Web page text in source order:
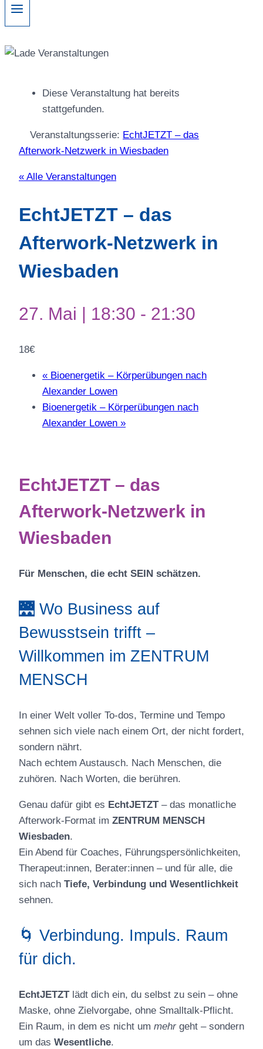
Diese Veranstaltung hat bereits
stattgefunden.
Veranstaltungsserie: EchtJETZT – das
Afterwork-Netzwerk in Wiesbaden
« Alle Veranstaltungen
EchtJETZT – das
Afterwork-Netzwerk in
Wiesbaden
27. Mai | 18:30 - 21:30
18€
« Bioenergetik – Körperübungen nach
Alexander Lowen
Bioenergetik – Körperübungen nach
Alexander Lowen »
EchtJETZT – das
Afterwork-Netzwerk in
Wiesbaden
Für Menschen, die echt SEIN schätzen.
🌉 Wo Business auf
Bewusstsein trifft –
Willkommen im ZENTRUM
MENSCH
In einer Welt voller To-dos, Termine und Tempo
sehnen sich viele nach einem Ort, der nicht fordert,
sondern nährt.
Nach echtem Austausch. Nach Menschen, die
zuhören. Nach Worten, die berühren.
Genau dafür gibt es EchtJETZT– das monatliche
Afterwork-Format im ZENTRUM MENSCH
Wiesbaden.
Ein Abend für Coaches, Führungspersönlichkeiten,
Therapeut:innen, Berater:innen – und für alle, die
sich nach Tiefe, Verbindung und Wesentlichkeit
sehnen.
🌀 Verbindung. Impuls. Raum
für dich.
EchtJETZTlädt dich ein, du selbst zu sein – ohne
Maske, ohne Zielvorgabe, ohne Smalltalk-Pflicht.
Ein Raum, in dem es nicht um mehr geht – sondern
um das Wesentliche.